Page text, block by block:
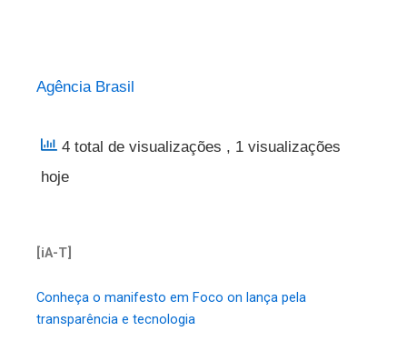
Agência Brasil
4 total de visualizações , 1 visualizações
hoje
[iA-T]
Conheça o manifesto em Foco on lança pela
transparência e tecnologia